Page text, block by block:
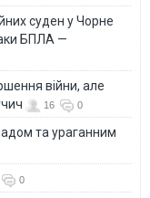
суден у Чорне
БПЛА —
війни, але
16 0
та ураганним
0